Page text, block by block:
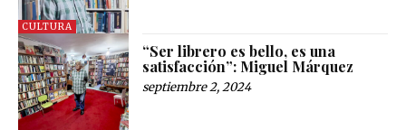
CULTURA
“Ser librero es bello, es una
satisfacción”: Miguel Márquez
septiembre 2, 2024